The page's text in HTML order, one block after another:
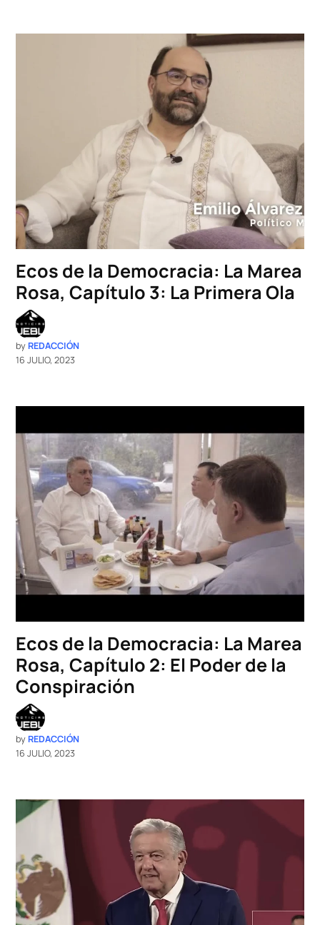
Ecos de la Democracia: La Marea
Rosa, Capítulo 3: La Primera Ola
by REDACCIÓN
16 JULIO, 2023
Ecos de la Democracia: La Marea
Rosa, Capítulo 2: El Poder de la
Conspiración
by REDACCIÓN
16 JULIO, 2023